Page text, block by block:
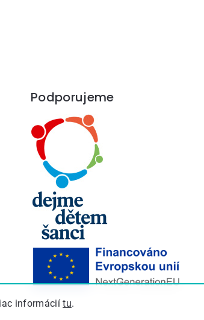
informáciítu.
Podporujeme